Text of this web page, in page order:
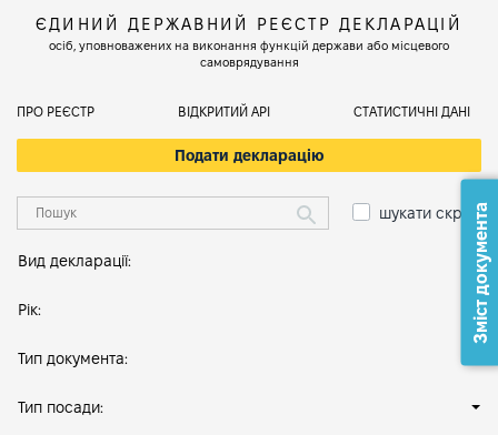
ЄДИНИЙ ДЕРЖАВНИЙ РЕЄСТР ДЕКЛАРАЦІЙ
осіб, уповноважених на виконання функцій держави або місцевого
самоврядування
ПРО РЕЄСТР ВІДКРИТИЙ АРІ СТАТИСТИЧНІ ДАНІ
Подати декларацію
шукати скрізь
Вид декларації:
Рік:
Тип документа:
Тип посади:
Зміст документа